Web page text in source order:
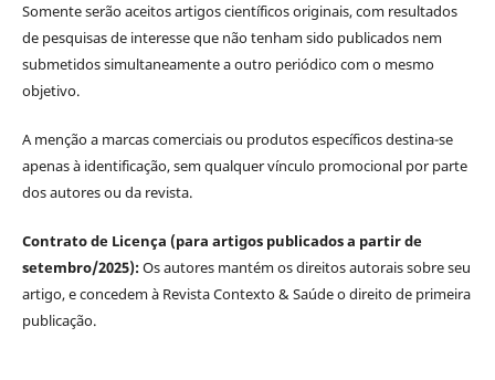
Somente serão aceitos artigos científicos originais, com resultados
de pesquisas de interesse que não tenham sido publicados nem
submetidos simultaneamente a outro periódico com o mesmo
objetivo.
A menção a marcas comerciais ou produtos específicos destina-se
apenas à identificação, sem qualquer vínculo promocional por parte
dos autores ou da revista.
Contrato de Licença (para artigos publicados a partir de
setembro/2025):Os autores mantém os direitos autorais sobre seu
artigo, e concedem à Revista Contexto & Saúde o direito de primeira
publicação.